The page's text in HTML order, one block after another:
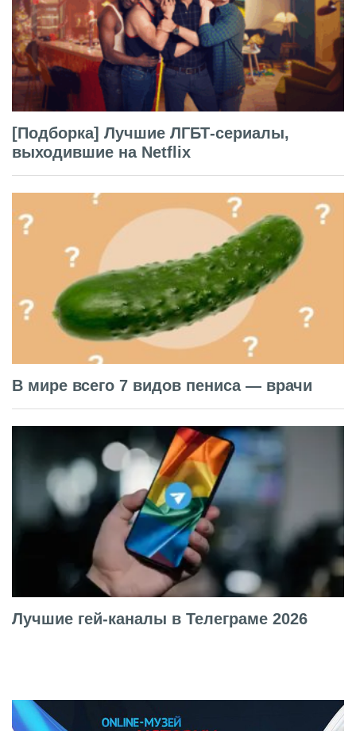
[Подборка] Лучшие ЛГБТ-сериалы,
выходившие на Netflix
В мире всего 7 видов пениса — врачи
Лучшие гей-каналы в Телеграме 2026